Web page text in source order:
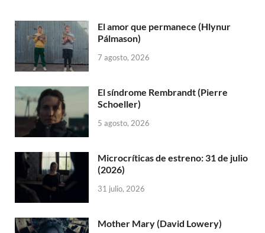
El amor que permanece (Hlynur
Pálmason)
7 agosto, 2026
El síndrome Rembrandt (Pierre
Schoeller)
5 agosto, 2026
Microcríticas de estreno: 31 de julio
(2026)
31 julio, 2026
Mother Mary (David Lowery)